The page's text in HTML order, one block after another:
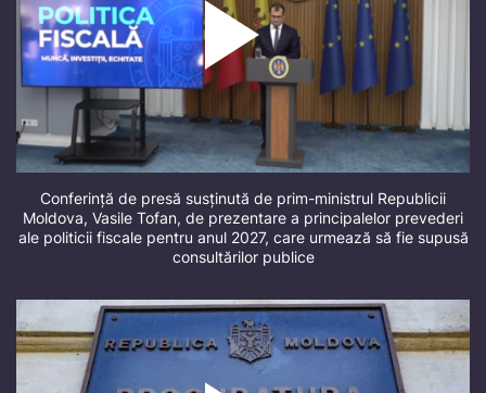
Conferință de presă susținută de prim-ministrul Republicii
Moldova, Vasile Tofan, de prezentare a principalelor prevederi
ale politicii fiscale pentru anul 2027, care urmează să fie supusă
consultărilor publice